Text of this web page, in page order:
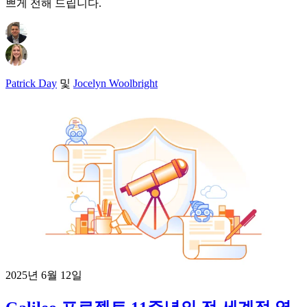
쁘게 전해 드립니다.
Patrick Day 및 Jocelyn Woolbright
2025년 6월 12일